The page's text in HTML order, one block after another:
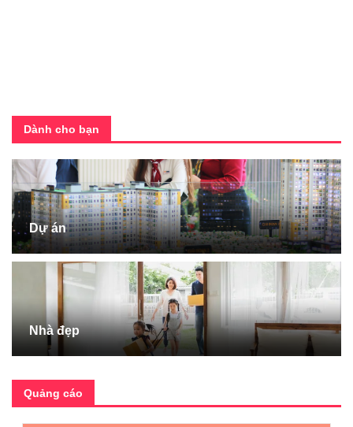
Dành cho bạn
Dự án
Nhà đẹp
Quảng cáo